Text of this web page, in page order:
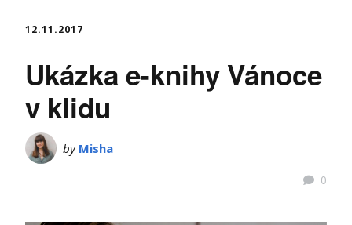
12.11.2017
Ukázka e-knihy Vánoce
v klidu
by Misha
0